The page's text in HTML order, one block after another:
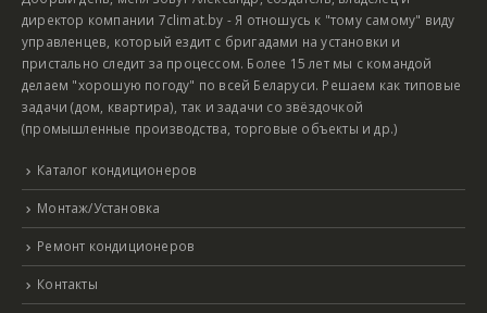
директор компании 7climat.by - Я отношусь к "тому самому" виду
управленцев, который ездит с бригадами на установки и
пристально следит за процессом. Более 15 лет мы с командой
делаем "хорошую погоду" по всей Беларуси. Решаем как типовые
задачи (дом, квартира), так и задачи со звёздочкой
(промышленные производства, торговые объекты и др.)
Каталог кондиционеров
Монтаж/Установка
Ремонт кондиционеров
Контакты